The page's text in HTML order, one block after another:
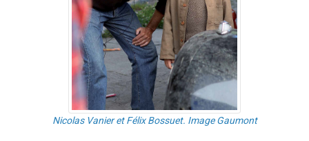
Nicolas Vanier et Félix Bossuet. Image Gaumont